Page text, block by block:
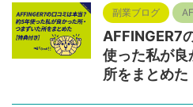
副業ブログ
AFFINGER7
使った私が良
所をまとめた